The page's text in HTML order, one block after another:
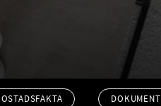
DOKUMENT